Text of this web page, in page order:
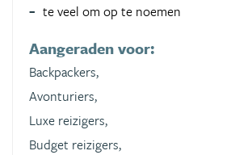
te veel om op te noemen
Aangeraden voor:
Backpackers,
Avonturiers,
Luxe reizigers,
Budget reizigers,